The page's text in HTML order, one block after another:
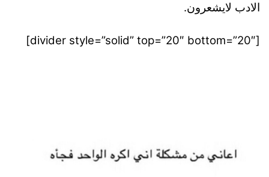
الادب لايشعرون.
[divider style=”solid” top=”20″ bottom=”20″]